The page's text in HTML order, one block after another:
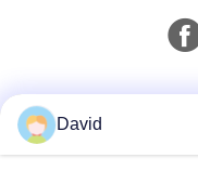
전화
86-510-85032170
David